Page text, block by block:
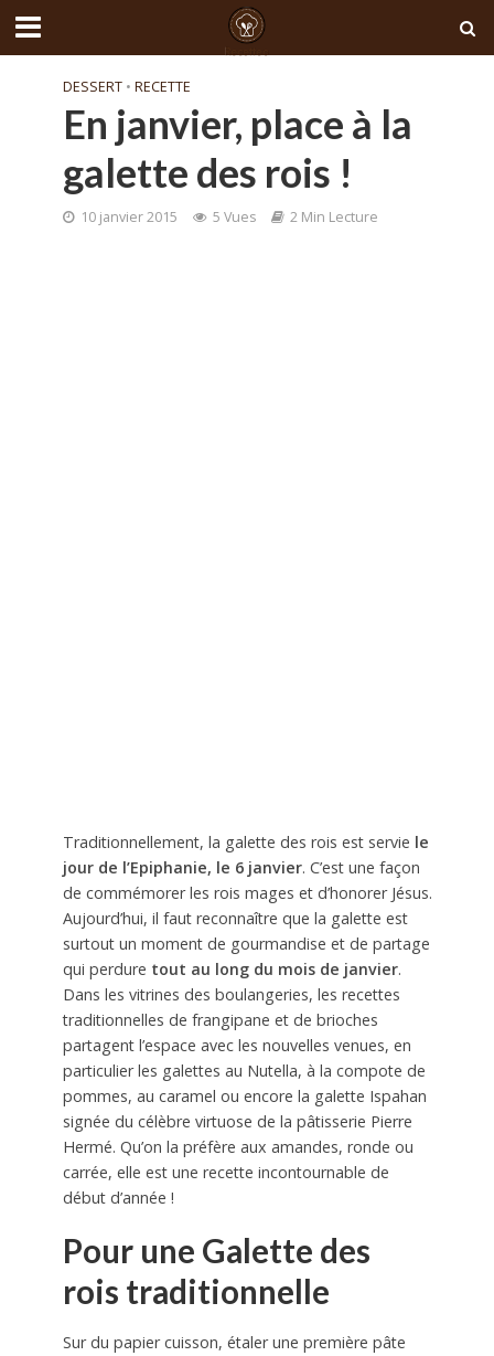
DESSERT • RECETTE
En janvier, place à la
galette des rois !
10 janvier 2015 5 Vues 2 Min Lecture
Traditionnellement, la galette des rois est servie le
jour de l’Epiphanie, le 6 janvier. C’est une façon
de commémorer les rois mages et d’honorer Jésus.
Aujourd’hui, il faut reconnaître que la galette est
surtout un moment de gourmandise et de partage
qui perdure tout au long du mois de janvier.
Dans les vitrines des boulangeries, les recettes
traditionnelles de frangipane et de brioches
partagent l’espace avec les nouvelles venues, en
particulier les galettes au Nutella, à la compote de
pommes, au caramel ou encore la galette Ispahan
signée du célèbre virtuose de la pâtisserie Pierre
Hermé. Qu’on la préfère aux amandes, ronde ou
carrée, elle est une recette incontournable de
début d’année !
Pour une Galette des
rois traditionnelle
Sur du papier cuisson, étaler une première pâte